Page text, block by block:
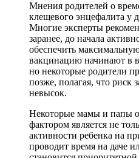
Мнения родителей о
клещевого энцефалита у
Многие эксперты
заранее, до начала
обеспечить
вакцинацию начинают в
но некоторые родители
позже, полагая, что риск
невысок.
Некоторые мамы и папы
фактором является не
активности ребенка на
проводит время на даче